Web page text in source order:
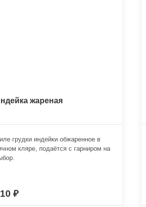
жареная
грудки индейки обжаренное в
кляре, подаётся с гарниром на